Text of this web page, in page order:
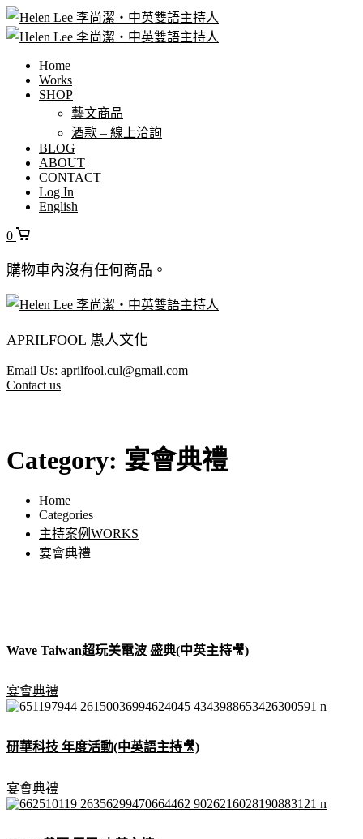
Home
Works
SHOP
藝文商品
酒款 – 線上洽詢
BLOG
ABOUT
CONTACT
Log In
English
0
購物車內沒有任何商品。
APRILFOOL 愚人文化
Email Us: aprilfool.cul@gmail.com
Contact us
Category: 宴會典禮
Home
Categories
主持案例WORKS
宴會典禮
Wave Taiwan超玩美電波 盛典(中英主持🎥)
宴會典禮
研華科技 年度活動(中英語主持🎥)
宴會典禮